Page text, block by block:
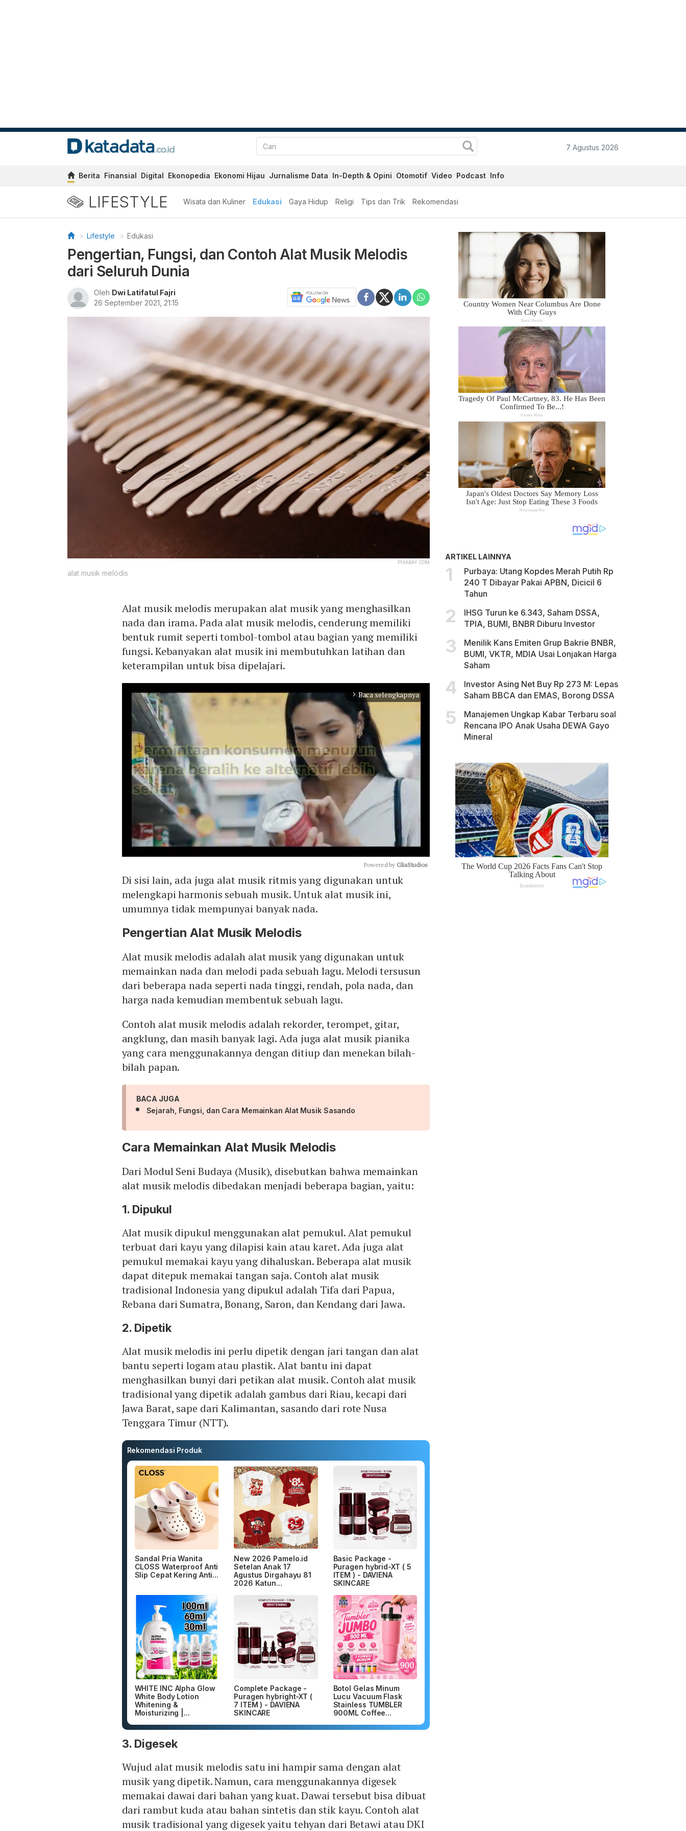
7 Agustus 2026
Berita Finansial Digital Ekonopedia Ekonomi Hijau Jurnalisme Data In-Depth & Opini Otomotif Video Podcast Info
LIFESTYLE Wisata dan Kuliner Edukasi Gaya Hidup Religi Tips dan Trik Rekomendasi
Lifestyle Edukasi
Pengertian, Fungsi, dan Contoh Alat Musik Melodis
dari Seluruh Dunia
Oleh Dwi Latifatul Fajri
26 September 2021, 21:15
PIXABAY.COM
alat musik melodis
Alat musik melodis merupakan alat musik yang menghasilkan
nada dan irama. Pada alat musik melodis, cenderung memiliki
bentuk rumit seperti tombol-tombol atau bagian yang memiliki
fungsi. Kebanyakan alat musik ini membutuhkan latihan dan
keterampilan untuk bisa dipelajari.
arrow_forward_ios Baca selengkapnya
Mute
Powered by GliaStudios
Di sisi lain, ada juga alat musik ritmis yang digunakan untuk
melengkapi harmonis sebuah musik. Untuk alat musik ini,
umumnya tidak mempunyai banyak nada.
Pengertian Alat Musik Melodis
Alat musik melodis adalah alat musik yang digunakan untuk
memainkan nada dan melodi pada sebuah lagu. Melodi tersusun
dari beberapa nada seperti nada tinggi, rendah, pola nada, dan
harga nada kemudian membentuk sebuah lagu.
Contoh alat musik melodis adalah rekorder, terompet, gitar,
angklung, dan masih banyak lagi. Ada juga alat musik pianika
yang cara menggunakannya dengan ditiup dan menekan bilah-
bilah papan.
BACA JUGA
Sejarah, Fungsi, dan Cara Memainkan Alat Musik Sasando
Cara Memainkan Alat Musik Melodis
Dari Modul Seni Budaya (Musik), disebutkan bahwa memainkan
alat musik melodis dibedakan menjadi beberapa bagian, yaitu:
1. Dipukul
Alat musik dipukul menggunakan alat pemukul. Alat pemukul
terbuat dari kayu yang dilapisi kain atau karet. Ada juga alat
pemukul memakai kayu yang dihaluskan. Beberapa alat musik
dapat ditepuk memakai tangan saja. Contoh alat musik
tradisional Indonesia yang dipukul adalah Tifa dari Papua,
Rebana dari Sumatra, Bonang, Saron, dan Kendang dari Jawa.
2. Dipetik
Alat musik melodis ini perlu dipetik dengan jari tangan dan alat
bantu seperti logam atau plastik. Alat bantu ini dapat
menghasilkan bunyi dari petikan alat musik. Contoh alat musik
tradisional yang dipetik adalah gambus dari Riau, kecapi dari
Jawa Barat, sape dari Kalimantan, sasando dari rote Nusa
Tenggara Timur (NTT).
Rekomendasi Produk
Sandal Pria Wanita
CLOSS Waterproof Anti
Slip Cepat Kering Anti...
New 2026 Pamelo.id
Setelan Anak 17
Agustus Dirgahayu 81
2026 Katun...
Basic Package -
Puragen hybrid-XT ( 5
ITEM ) - DAVIENA
SKINCARE
WHITE INC Alpha Glow
White Body Lotion
Whitening &
Moisturizing |...
Complete Package -
Puragen hybright-XT (
7 ITEM ) - DAVIENA
SKINCARE
Botol Gelas Minum
Lucu Vacuum Flask
Stainless TUMBLER
900ML Coffee...
3. Digesek
Wujud alat musik melodis satu ini hampir sama dengan alat
musik yang dipetik. Namun, cara menggunakannya digesek
memakai dawai dari bahan yang kuat. Dawai tersebut bisa dibuat
dari rambut kuda atau bahan sintetis dan stik kayu. Contoh alat
musik tradisional yang digesek yaitu tehyan dari Betawi atau DKI
ARTIKEL LAINNYA
Purbaya: Utang Kopdes Merah Putih Rp
240 T Dibayar Pakai APBN, Dicicil 6
Tahun
IHSG Turun ke 6.343, Saham DSSA,
TPIA, BUMI, BNBR Diburu Investor
Menilik Kans Emiten Grup Bakrie BNBR,
BUMI, VKTR, MDIA Usai Lonjakan Harga
Saham
Investor Asing Net Buy Rp 273 M: Lepas
Saham BBCA dan EMAS, Borong DSSA
Manajemen Ungkap Kabar Terbaru soal
Rencana IPO Anak Usaha DEWA Gayo
Mineral